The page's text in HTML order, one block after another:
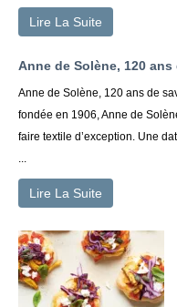
Lire La Suite
Anne de Solène, 120
Anne de Solène, 120 ans de
fondée en 1906, Anne de
faire textile d’exception. Une
...
Lire La Suite